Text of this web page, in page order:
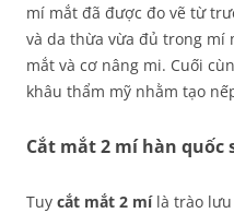
mí mắt đã được đo vẽ từ
và da thừa vừa đủ trong mí
mắt và cơ nâng mi. Cuối
khâu thẩm mỹ nhằm tạo
Cắt mắt 2 mí hàn
Tuy cắt mắt 2 mílà trào lưu